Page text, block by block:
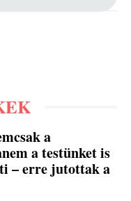
a
a testünket is
– erre jutottak a